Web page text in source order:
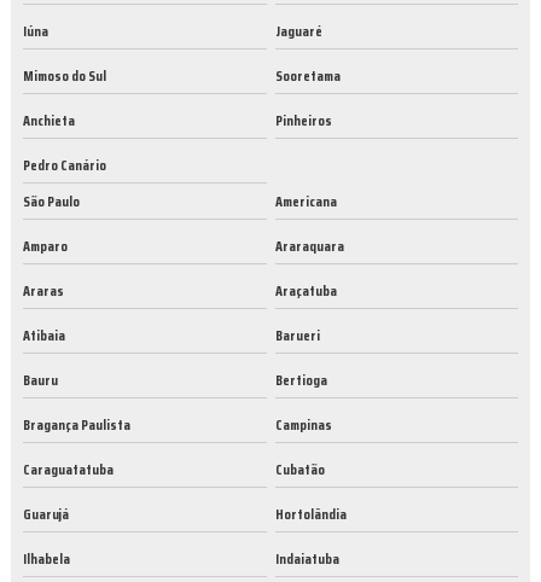
Iúna
Jaguaré
Mimoso do Sul
Sooretama
Anchieta
Pinheiros
Pedro Canário
São Paulo
Americana
Amparo
Araraquara
Araras
Araçatuba
Atibaia
Barueri
Bauru
Bertioga
Bragança Paulista
Campinas
Caraguatatuba
Cubatão
Guarujá
Hortolândia
Ilhabela
Indaiatuba